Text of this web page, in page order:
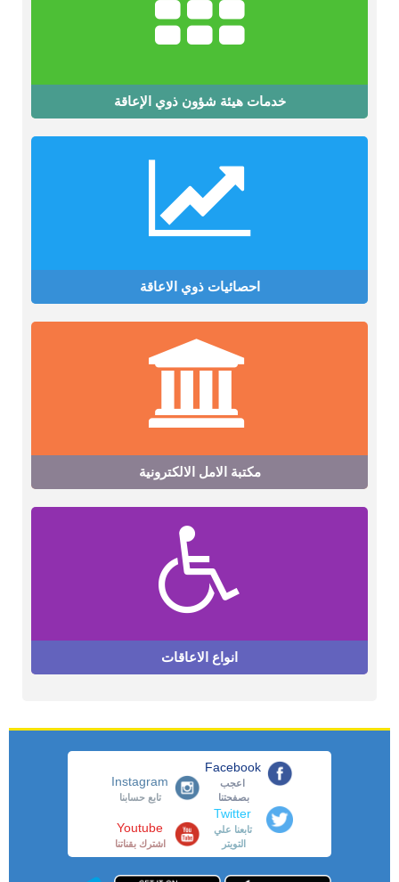
خدمات هيئة شؤون ذوي الإعاقة
احصائيات ذوي الاعاقة
مكتبة الامل الالكترونية
انواع الاعاقات
Facebook
اعجب
بصفحتنا
Instagram
تابع حسابنا
Twitter
تابعنا علي
التويتر
Youtube
اشترك بقناتنا